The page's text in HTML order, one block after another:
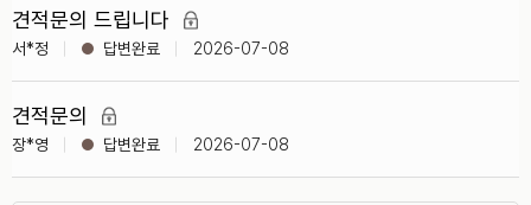
견적문의 드립니다
서*정 2026-07-08
견적문의
장*영 2026-07-08